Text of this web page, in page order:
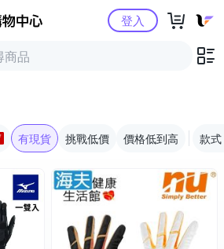
Yahoo購物中心登入
有現貨 挑戰低價 價格低到高 款式